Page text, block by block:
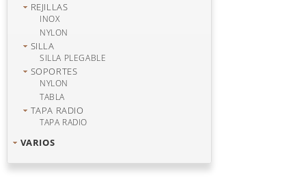
REJILLAS
INOX
NYLON
SILLA
SILLA PLEGABLE
SOPORTES
NYLON
TABLA
TAPA RADIO
TAPA RADIO
VARIOS